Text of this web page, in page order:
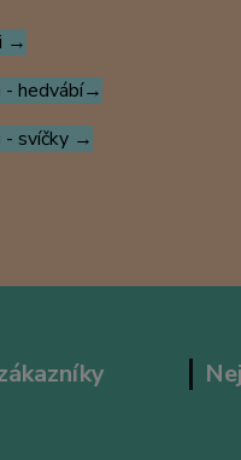
→
- hedvábí→
- svíčky →